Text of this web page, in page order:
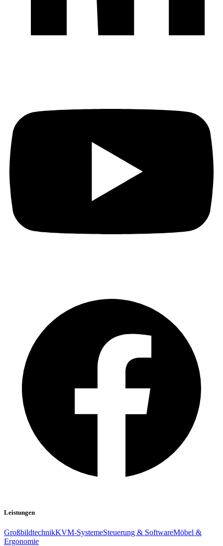
Leistungen
GroßbildtechnikKVM-SystemeSteuerung & SoftwareMöbel &
Ergonomie